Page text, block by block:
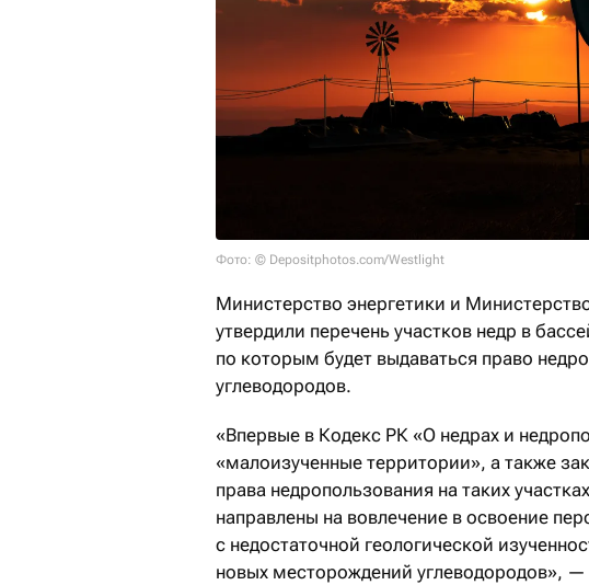
Фото: © Depositphotos.com/Westlight
Министерство энергетики и
утвердили перечень участков недр в
по которым будет выдаваться право
углеводородов.
«Впервые в Кодекс РК «О недрах и
«малоизученные территории», а также
права недропользования на таких
направлены на вовлечение в освоение
с недостаточной геологической
новых месторождений углеводородов»,